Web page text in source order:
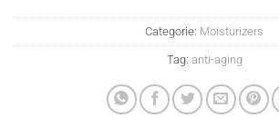
Categorie: Moisturizers
Tag: anti-aging